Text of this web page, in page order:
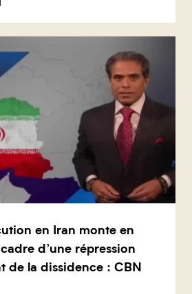
en Iran monte en
d’une répression
de la dissidence : CBN